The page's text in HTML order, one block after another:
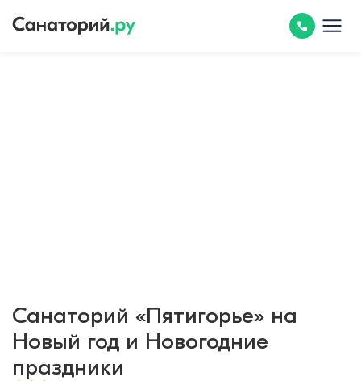
Санаторий «Пятигорье» на
Новый год и Новогодние
праздники